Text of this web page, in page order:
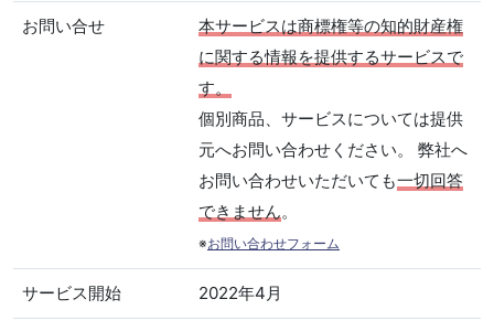
お問い合せ
本サービスは商標権等の知的財産権
に関する情報を提供するサービスで
す。
個別商品、サービスについては提供
元へお問い合わせください。 弊社へ
お問い合わせいただいても一切回答
できません。
※お問い合わせフォーム
サービス開始 2022年4月